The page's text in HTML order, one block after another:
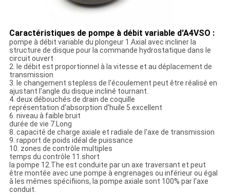
Caractéristiques de pompe à débit variable d'A4VSO :
pompe à débit variable du plongeur 1.Axial avec incliner la
structure de disque pour la commande hydrostatique dans le
circuit ouvert
2. le débit est proportionnel à la vitesse et au déplacement de
transmission
3. le changement stepless de l'écoulement peut être réalisé en
ajustant l'angle du disque incliné tournant.
4. deux débouchés de drain de coquille
représentation d'absorption d'huile 5.excellent
6. niveau à faible bruit
durée de vie 7.Long
8. capacité de charge axiale et radiale de l'axe de transmission
9. rapport de poids idéal de puissance
10. zones de contrôle multiples
temps du contrôle 11.short
la pompe 12.The est conduite par un axe traversant et peut
être montée avec une pompe à engrenages ou inférieur ou égal
à les mêmes spécifiions, la pompe axiale sont 100% par l'axe
conduit.